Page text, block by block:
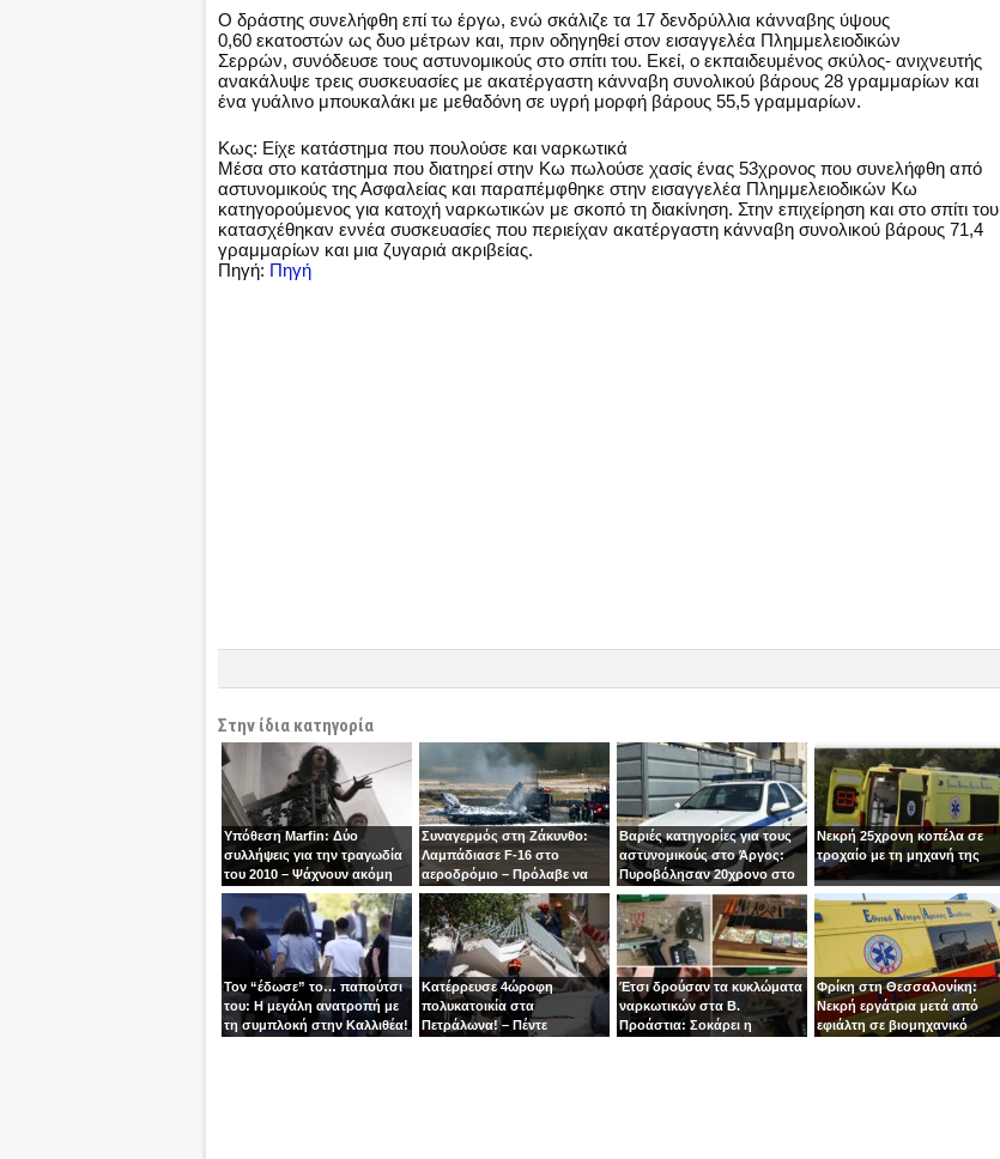
Ο δράστης συνελήφθη επί τω έργω, ενώ σκάλιζε τα 17 δενδρύλλια κάνναβης ύψους
0,60 εκατοστών ως δυο μέτρων και, πριν οδηγηθεί στον εισαγγελέα Πλημμελειοδικών
Σερρών, συνόδευσε τους αστυνομικούς στο σπίτι του. Εκεί, ο εκπαιδευμένος σκύλος- ανιχνευτής
ανακάλυψε τρεις συσκευασίες με ακατέργαστη κάνναβη συνολικού βάρους 28 γραμμαρίων και
ένα γυάλινο μπουκαλάκι με μεθαδόνη σε υγρή μορφή βάρους 55,5 γραμμαρίων.
Κως: Είχε κατάστημα που πουλούσε και ναρκωτικά
Μέσα στο κατάστημα που διατηρεί στην Κω πωλούσε χασίς ένας 53χρονος που συνελήφθη από
αστυνομικούς της Ασφαλείας και παραπέμφθηκε στην εισαγγελέα Πλημμελειοδικών Κω
κατηγορούμενος για κατοχή ναρκωτικών με σκοπό τη διακίνηση. Στην επιχείρηση και στο σπίτι του
κατασχέθηκαν εννέα συσκευασίες που περιείχαν ακατέργαστη κάνναβη συνολικού βάρους 71,4
γραμμαρίων και μια ζυγαριά ακριβείας.
Πηγή: Πηγή
Στην ίδια κατηγορία
Υπόθεση Marfin: Δύο
συλλήψεις για την τραγωδία
του 2010 – Ψάχνουν ακόμη
μία γυναίκα
Συναγερμός στη Ζάκυνθο:
Λαμπάδιασε F-16 στο
αεροδρόμιο – Πρόλαβε να
βγει την τελευταία στιγμή ο
χειριστής
Βαριές κατηγορίες για τους
αστυνομικούς στο Άργος:
Πυροβόλησαν 20χρονο στο
κεφάλι
Νεκρή 25χρονη κοπέλα σε
τροχαίο με τη μηχανή της
Τον “έδωσε” το… παπούτσι
του: Η μεγάλη ανατροπή με
τη συμπλοκή στην Καλλιθέα!
Κατέρρευσε 4ώροφη
πολυκατοικία στα
Πετράλωνα! – Πέντε
Έτσι δρούσαν τα κυκλώματα
ναρκωτικών στα Β.
Προάστια: Σοκάρει η
Φρίκη στη Θεσσαλονίκη:
Νεκρή εργάτρια μετά από
εφιάλτη σε βιομηχανικό